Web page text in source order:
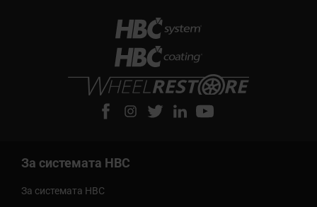
За системата HBC
За системата HBC